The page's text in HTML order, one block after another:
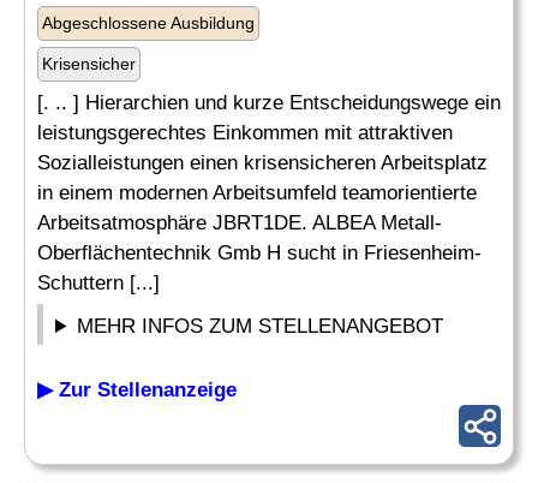
Abgeschlossene Ausbildung
Krisensicher
[. .. ] Hierarchien und kurze Entscheidungswege ein
leistungsgerechtes Einkommen mit attraktiven
Sozialleistungen einen krisensicheren Arbeitsplatz
in einem modernen Arbeitsumfeld teamorientierte
Arbeitsatmosphäre JBRT1DE. ALBEA Metall-
Oberflächentechnik Gmb H sucht in Friesenheim-
Schuttern [...]
MEHR INFOS ZUM STELLENANGEBOT
▶ Zur Stellenanzeige